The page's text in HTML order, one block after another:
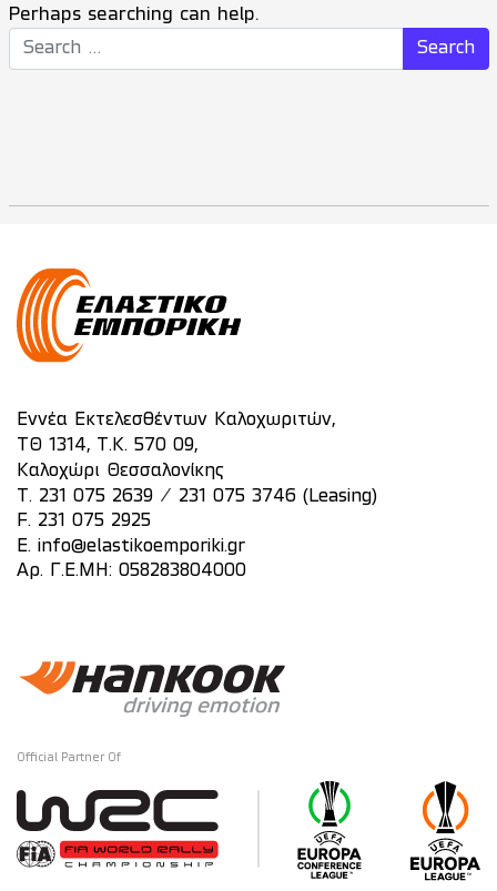
Perhaps searching can help.
Search for:
Εννέα Εκτελεσθέντων Καλοχωριτών,
ΤΘ 1314, Τ.Κ. 570 09,
Καλοχώρι Θεσσαλονίκης
T. 231 075 2639 / 231 075 3746 (Leasing)
F. 231 075 2925
E. info@elastikoemporiki.gr
Αρ. Γ.Ε.ΜΗ: 058283804000
Official Partner Of